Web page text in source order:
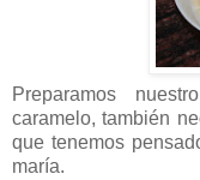
Preparamos
caramelo, también
que tenemos
maría.